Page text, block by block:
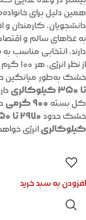
همین دلیل برای
دانشجویان، کارمندان و
به غذاهای سالم و
دارند، انتخابی مناسب
از نظر
خشک به‌طور میانگین
تا ۳۵۰ کیلوکالری
کل بسته ۹۰۰ گرمی
خشک حدود
کیلوکالریانرژی
افزودن به سبد خرید